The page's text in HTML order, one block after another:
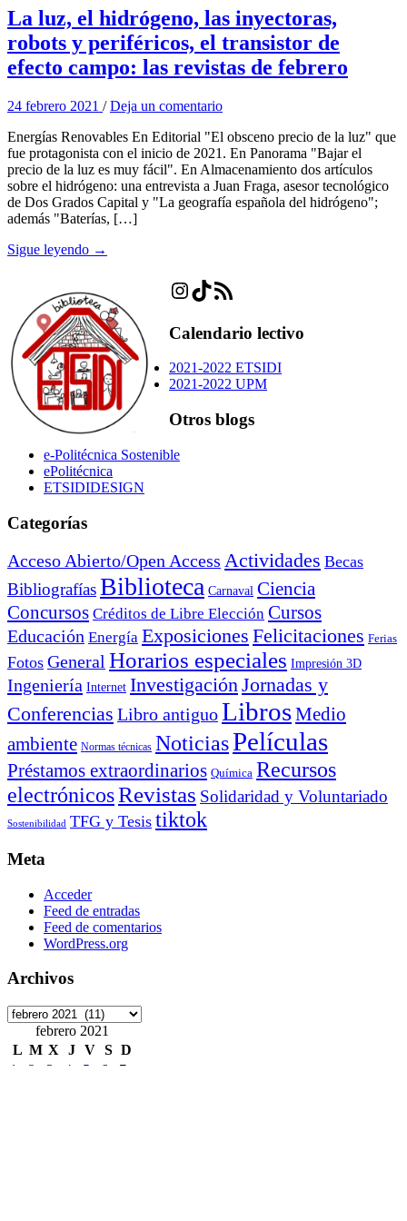
La luz, el hidrógeno, las inyectoras,
robots y periféricos, el transistor de
efecto campo: las revistas de febrero
24 febrero 2021 /Deja un comentario
Energías Renovables En Editorial "El obsceno precio de la luz" que
fue protagonista con el inicio de 2021. En Panorama "Bajar el
precio de la luz es muy fácil". En Almacenamiento dos artículos
sobre el hidrógeno: una entrevista a Juan Fraga, asesor tecnológico
de Dos Grados Capital y "La geografía española del hidrógeno";
además "Baterías, […]
Sigue leyendo →
Instagram
TikTok
Feed RSS
Calendario lectivo
2021-2022 ETSIDI
2021-2022 UPM
Otros blogs
e-Politécnica Sostenible
ePolitécnica
ETSIDIDESIGN
Categorías
Acceso Abierto/Open Access Actividades Becas
BibliografíasBiblioteca Carnaval Ciencia
Concursos Créditos de Libre Elección Cursos
Educación Energía Exposiciones Felicitaciones Ferias
Fotos General Horarios especiales Impresión 3D
Ingeniería Internet InvestigaciónJornadas y
Conferencias Libro antiguoLibrosMedio
ambiente Normas técnicas NoticiasPelículas
Préstamos extraordinarios Química Recursos
electrónicosRevistas Solidaridad y Voluntariado
Sostenibilidad TFG y Tesis tiktok
Meta
Acceder
Feed de entradas
Feed de comentarios
WordPress.org
Archivos
Archivos
febrero 2021
L M X J V S D
1
2 3 4 5 6
7